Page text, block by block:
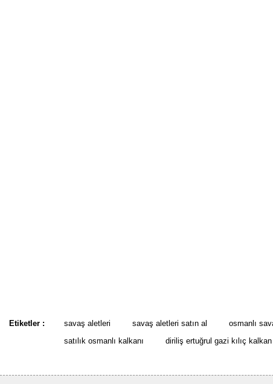
Etiketler : savaş aletleri savaş aletleri satın al osmanlı
satılık osmanlı kalkanı
diriliş ertuğrul gazi kılıç kalkan